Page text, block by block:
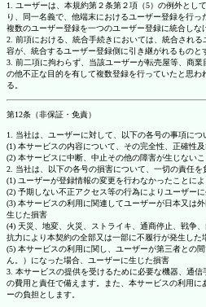
1. ユーザーは、本規約第２条第２項（5）の例外とし
り、同一名義で、他端末におけるユーザー登録を行
複数のユーザー登録を一つのユーザー登録に統合しな
2. 前項における、統合手続きにおいては、統合され
容が、統合するユーザー登録側に引き継がれるものと
3. 前二項に拘わらず、当該ユーザーが転売屋等、商
の他不正な目的を有して複数登録を行っていたと思
る。
第12条（非保証・免責）
1. 当社は、ユーザーに対して、以下の各号の事項につ
(1) 本サービスの内容について、その完全性、正確性
(2) 本サービスに中断、中止その他の障害が生じないこ
2. 当社は、以下の各号の損害について、一切の責任を
(1) ユーザーが登録情報の変更を行わなかったことに
(2) 予期しない不正アクセス等の行為によりユーザー
(3) 本サービスの利用に関連してユーザーが日本又は
生じた損害
(4) 天災、地変、火災、ストライキ、通商停止、戦争
抗力により本契約の全部又は一部に不履行が発生した
(5) 本サービスの利用に関し、ユーザーが第三者との
ん。）になった場合、ユーザーに生じた損害
3. 本サービスの提供を受けるために必要な機器、通
の費用と責任で備えます。また、本サービスの利用
ーの負担とします。